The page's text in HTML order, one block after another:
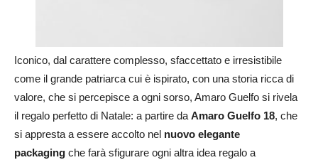
Iconico, dal carattere complesso, sfaccettato e irresistibile
come il grande patriarca cui è ispirato, con una storia ricca di
valore, che si percepisce a ogni sorso, Amaro Guelfo si rivela
il regalo perfetto di Natale: a partire daAmaro Guelfo 18, che
si appresta a essere accolto nel nuovo elegante
packaging che farà sfigurare ogni altra idea regalo a